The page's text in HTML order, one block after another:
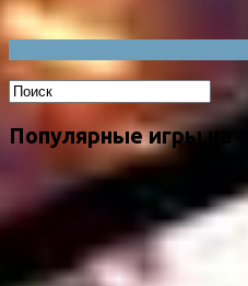
Популярные игры на